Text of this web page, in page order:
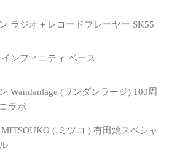
ラジオ＋レコードプレーヤー SK55
ンフィニティ ベース
Wandanlage (ワンダンラージ) 100周
ラボ
( ミツコ ) 有田焼スペシャ